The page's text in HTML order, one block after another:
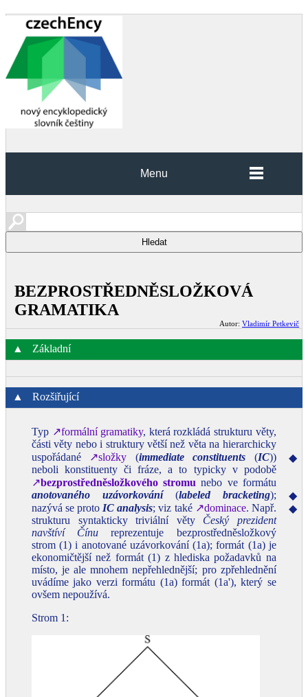
Menu
BEZPROSTŘEDNĚSLOŽKOVÁ
GRAMATIKA
Autor: Vladimír Petkevič
▲ Základní
▲ Rozšiřující
Typ ↗formální gramatiky, která rozkládá strukturu věty,
části věty nebo i struktury větší než věta na hierarchicky
uspořádané ↗složky (immediate constituents (IC))
neboli konstituenty či fráze, a to typicky v podobě
↗bezprostředněsložkového stromu nebo ve formátu
anotovaného uzávorkování(labeled bracketing);
nazývá se proto IC analysis; viz také ↗dominace. Např.
strukturu syntakticky triviální věty Český prezident
navštíví Čínu reprezentuje bezprostředněsložkový
strom (1) i anotované uzávorkování (1a); formát (1a) je
ekonomičtější než formát (1) z hlediska požadavků na
místo, je ale mnohem nepřehlednější; pro zpřehlednění
uvádíme jako verzi formátu (1a) formát (1a'), který se
ovšem nepoužívá.
Strom 1:
◆
◆
◆